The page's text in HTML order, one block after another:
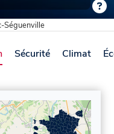
Séguenville
Sécurité Climat